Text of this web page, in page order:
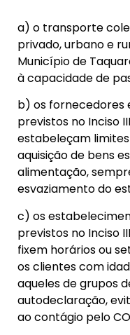
a) o transporte
privado, urbano e
Município de
à capacidade de
b) os fornecedores
previstos no Inciso
estabeleçam
aquisição de bens
alimentação,
esvaziamento do
c) os
previstos no Inciso
fixem horários ou
os clientes com
aqueles de grupos
autodeclaração,
ao contágio pelo